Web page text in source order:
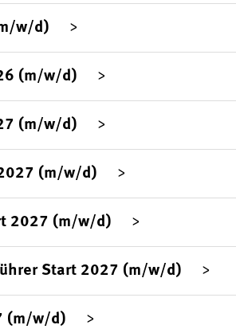
w/d)
(m/w/d)
(m/w/d)
(m/w/d)
2027 (m/w/d)
Start 2027 (m/w/d)
(m/w/d)